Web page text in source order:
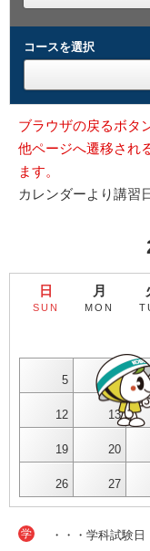
コースを選択
ブラウザの戻るボタ
他ページへ遷移され
ます。
カレンダーより講習
日
SUN
月
MON
5 6
12 13
19 20
26 27
学 ・・・学科試験日